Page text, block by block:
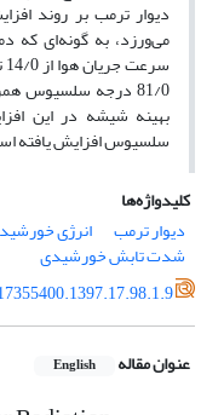
دیوار ترمب بر روند
می‌ورزد، به گونه‌ای که
81/0 درجه سلسیوس
سلسیوس افزایش یافته
کلیدواژه‌ها
دیوار ترمب
انرژی
شدت تابش خورشیدی
عنوان مقاله English